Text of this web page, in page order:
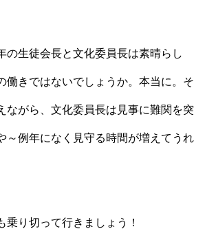
生徒会長と文化委員長は素晴らし
働きではないでしょうか。本当に。そ
ながら、文化委員長は見事に難関を突
～例年になく見守る時間が増えてうれ
り切って行きましょう！